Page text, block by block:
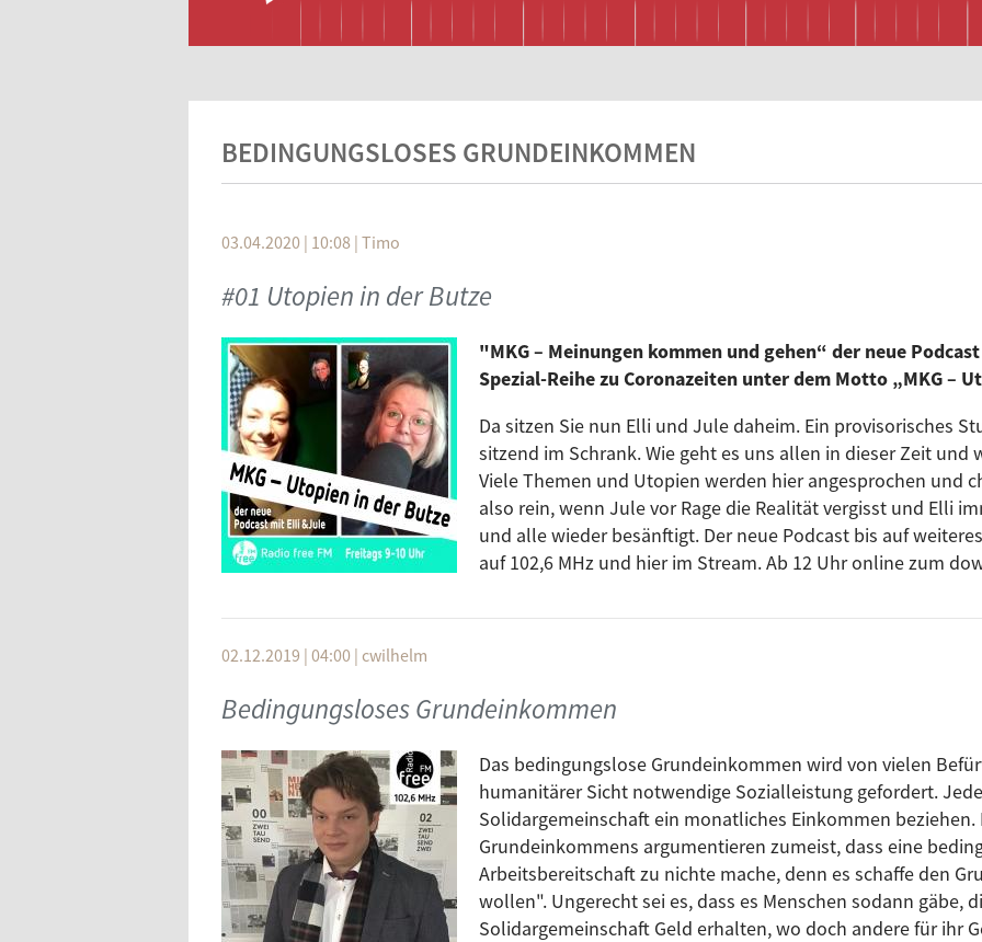
BEDINGUNGSLOSES GRUNDEINKOMMEN
03.04.2020 | 10:08 | Timo
#01 Utopien in der Butze
"MKG – Meinungen kommen und gehen“ der neue
Spezial-Reihe zu Coronazeiten unter dem Motto „MKG –
Da sitzen Sie nun Elli und Jule daheim. Ein provisorisches
sitzend im Schrank. Wie geht es uns allen in dieser Zeit
Viele Themen und Utopien werden hier angesprochen und
also rein, wenn Jule vor Rage die Realität vergisst und Elli
und alle wieder besänftigt. Der neue Podcast bis auf
auf 102,6 MHz und hier im Stream. Ab 12 Uhr online zum
02.12.2019 | 04:00 | cwilhelm
Bedingungsloses Grundeinkommen
Das bedingungslose Grundeinkommen wird von vielen
humanitärer Sicht notwendige Sozialleistung gefordert.
Solidargemeinschaft ein monatliches Einkommen beziehen.
Grundeinkommens argumentieren zumeist, dass eine
Arbeitsbereitschaft zu nichte mache, denn es schaffe den
wollen". Ungerecht sei es, dass es Menschen sodann gäbe,
Solidargemeinschaft Geld erhalten, wo doch andere für ihr